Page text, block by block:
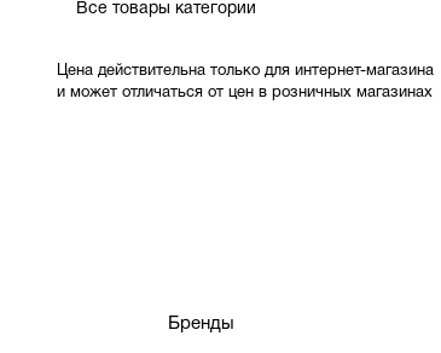
Все товары категории
Цена действительна только для интернет-магазина
и может отличаться от цен в розничных магазинах
Бренды